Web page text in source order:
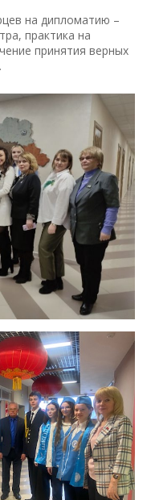
на дипломатию –
практика на
принятия верных